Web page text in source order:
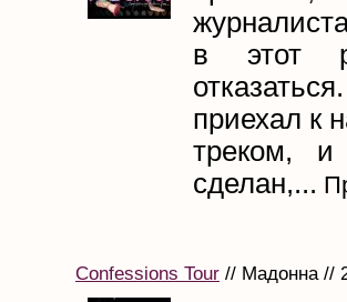
в этот
приехал к
треком,
сделан,...
Confessions Tour // Мадонна //